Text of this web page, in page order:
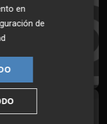
en tu email
en
de